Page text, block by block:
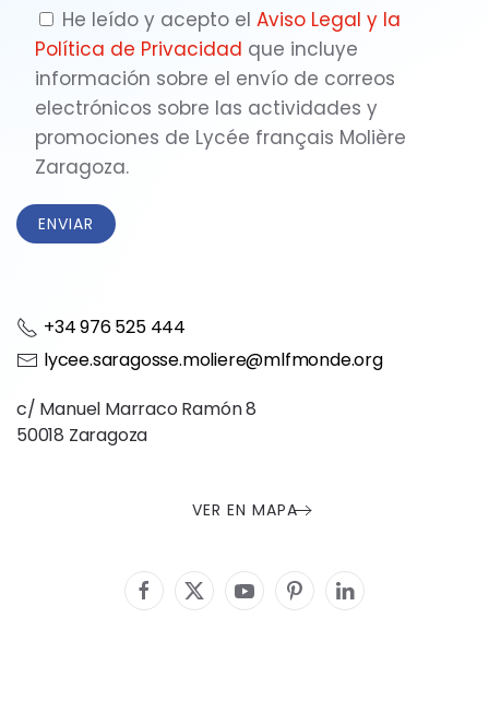
He leído y acepto el Aviso Legal y la
Política de Privacidad que incluye
información sobre el envío de correos
electrónicos sobre las actividades y
promociones de Lycée français Molière
Zaragoza.
+34 976 525 444
lycee.saragosse.moliere@mlfmonde.org
c/ Manuel Marraco Ramón 8
50018 Zaragoza
VER EN MAPA